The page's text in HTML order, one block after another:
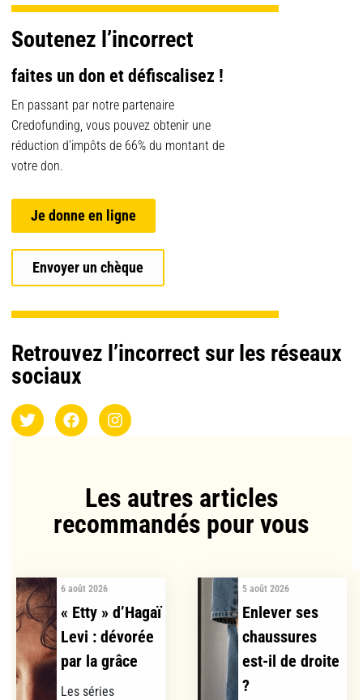
Soutenez l’incorrect
faites un don et défiscalisez !
En passant par notre partenaire
Credofunding, vous pouvez obtenir une
réduction d’impôts de 66% du montant de
votre don.
Je donne en ligne
Envoyer un chèque
Retrouvez l’incorrect sur les réseaux
sociaux
Les autres articles
recommandés pour vous​
6 août 2026
« Etty » d’Hagaï
Levi : dévorée
par la grâce
Les séries
5 août 2026
Enlever ses
chaussures
est-il de droite
?